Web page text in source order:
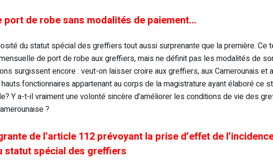
port de robe sans modalités de paiement…
du statut spécial des greffiers tout aussi surprenante que la première. Ce
de port de robe aux greffiers, mais ne définit pas les modalités de
surgissent encore : veut-on laisser croire aux greffiers, aux Camerounais et
fonctionnaires appartenant au corps de la magistrature ayant élaboré ce
Y a-t-il vraiment une volonté sincère d’améliorer les conditions de vie des
?
de l’article 112 prévoyant la prise d’effet de
statut spécial des greffiers